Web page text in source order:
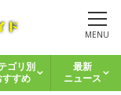
MENU
ゴリ別
すすめ
最新
ニュース